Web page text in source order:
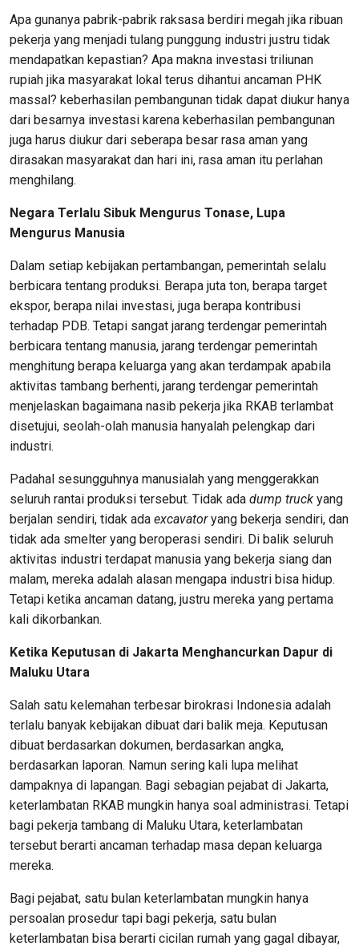
Apa gunanya pabrik-pabrik raksasa berdiri megah jika ribuan
pekerja yang menjadi tulang punggung industri justru tidak
mendapatkan kepastian? Apa makna investasi triliunan
rupiah jika masyarakat lokal terus dihantui ancaman PHK
massal? keberhasilan pembangunan tidak dapat diukur hanya
dari besarnya investasi karena keberhasilan pembangunan
juga harus diukur dari seberapa besar rasa aman yang
dirasakan masyarakat dan hari ini, rasa aman itu perlahan
menghilang.
Negara Terlalu Sibuk Mengurus Tonase, Lupa
Mengurus Manusia
Dalam setiap kebijakan pertambangan, pemerintah selalu
berbicara tentang produksi. Berapa juta ton, berapa target
ekspor, berapa nilai investasi, juga berapa kontribusi
terhadap PDB. Tetapi sangat jarang terdengar pemerintah
berbicara tentang manusia, jarang terdengar pemerintah
menghitung berapa keluarga yang akan terdampak apabila
aktivitas tambang berhenti, jarang terdengar pemerintah
menjelaskan bagaimana nasib pekerja jika RKAB terlambat
disetujui, seolah-olah manusia hanyalah pelengkap dari
industri.
Padahal sesungguhnya manusialah yang menggerakkan
seluruh rantai produksi tersebut. Tidak ada dump truck yang
berjalan sendiri, tidak ada excavatoryang bekerja sendiri, dan
tidak ada smelter yang beroperasi sendiri. Di balik seluruh
aktivitas industri terdapat manusia yang bekerja siang dan
malam, mereka adalah alasan mengapa industri bisa hidup.
Tetapi ketika ancaman datang, justru mereka yang pertama
kali dikorbankan.
Ketika Keputusan di Jakarta Menghancurkan Dapur di
Maluku Utara
Salah satu kelemahan terbesar birokrasi Indonesia adalah
terlalu banyak kebijakan dibuat dari balik meja. Keputusan
dibuat berdasarkan dokumen, berdasarkan angka,
berdasarkan laporan. Namun sering kali lupa melihat
dampaknya di lapangan. Bagi sebagian pejabat di Jakarta,
keterlambatan RKAB mungkin hanya soal administrasi. Tetapi
bagi pekerja tambang di Maluku Utara, keterlambatan
tersebut berarti ancaman terhadap masa depan keluarga
mereka.
Bagi pejabat, satu bulan keterlambatan mungkin hanya
persoalan prosedur tapi bagi pekerja, satu bulan
keterlambatan bisa berarti cicilan rumah yang gagal dibayar,